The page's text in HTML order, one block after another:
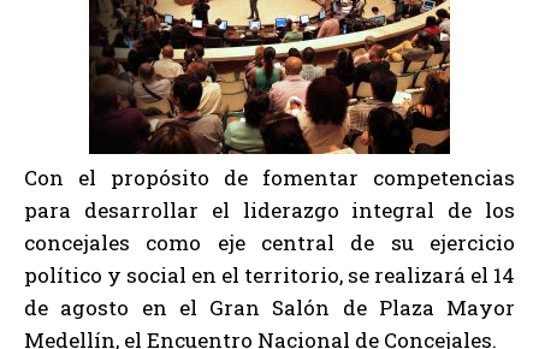
Con el propósito de fomentar competencias
para desarrollar el liderazgo integral de los
concejales como eje central de su ejercicio
político y social en el territorio, se realizará el 14
de agosto en el Gran Salón de Plaza Mayor
Medellín, el Encuentro Nacional de Concejales.